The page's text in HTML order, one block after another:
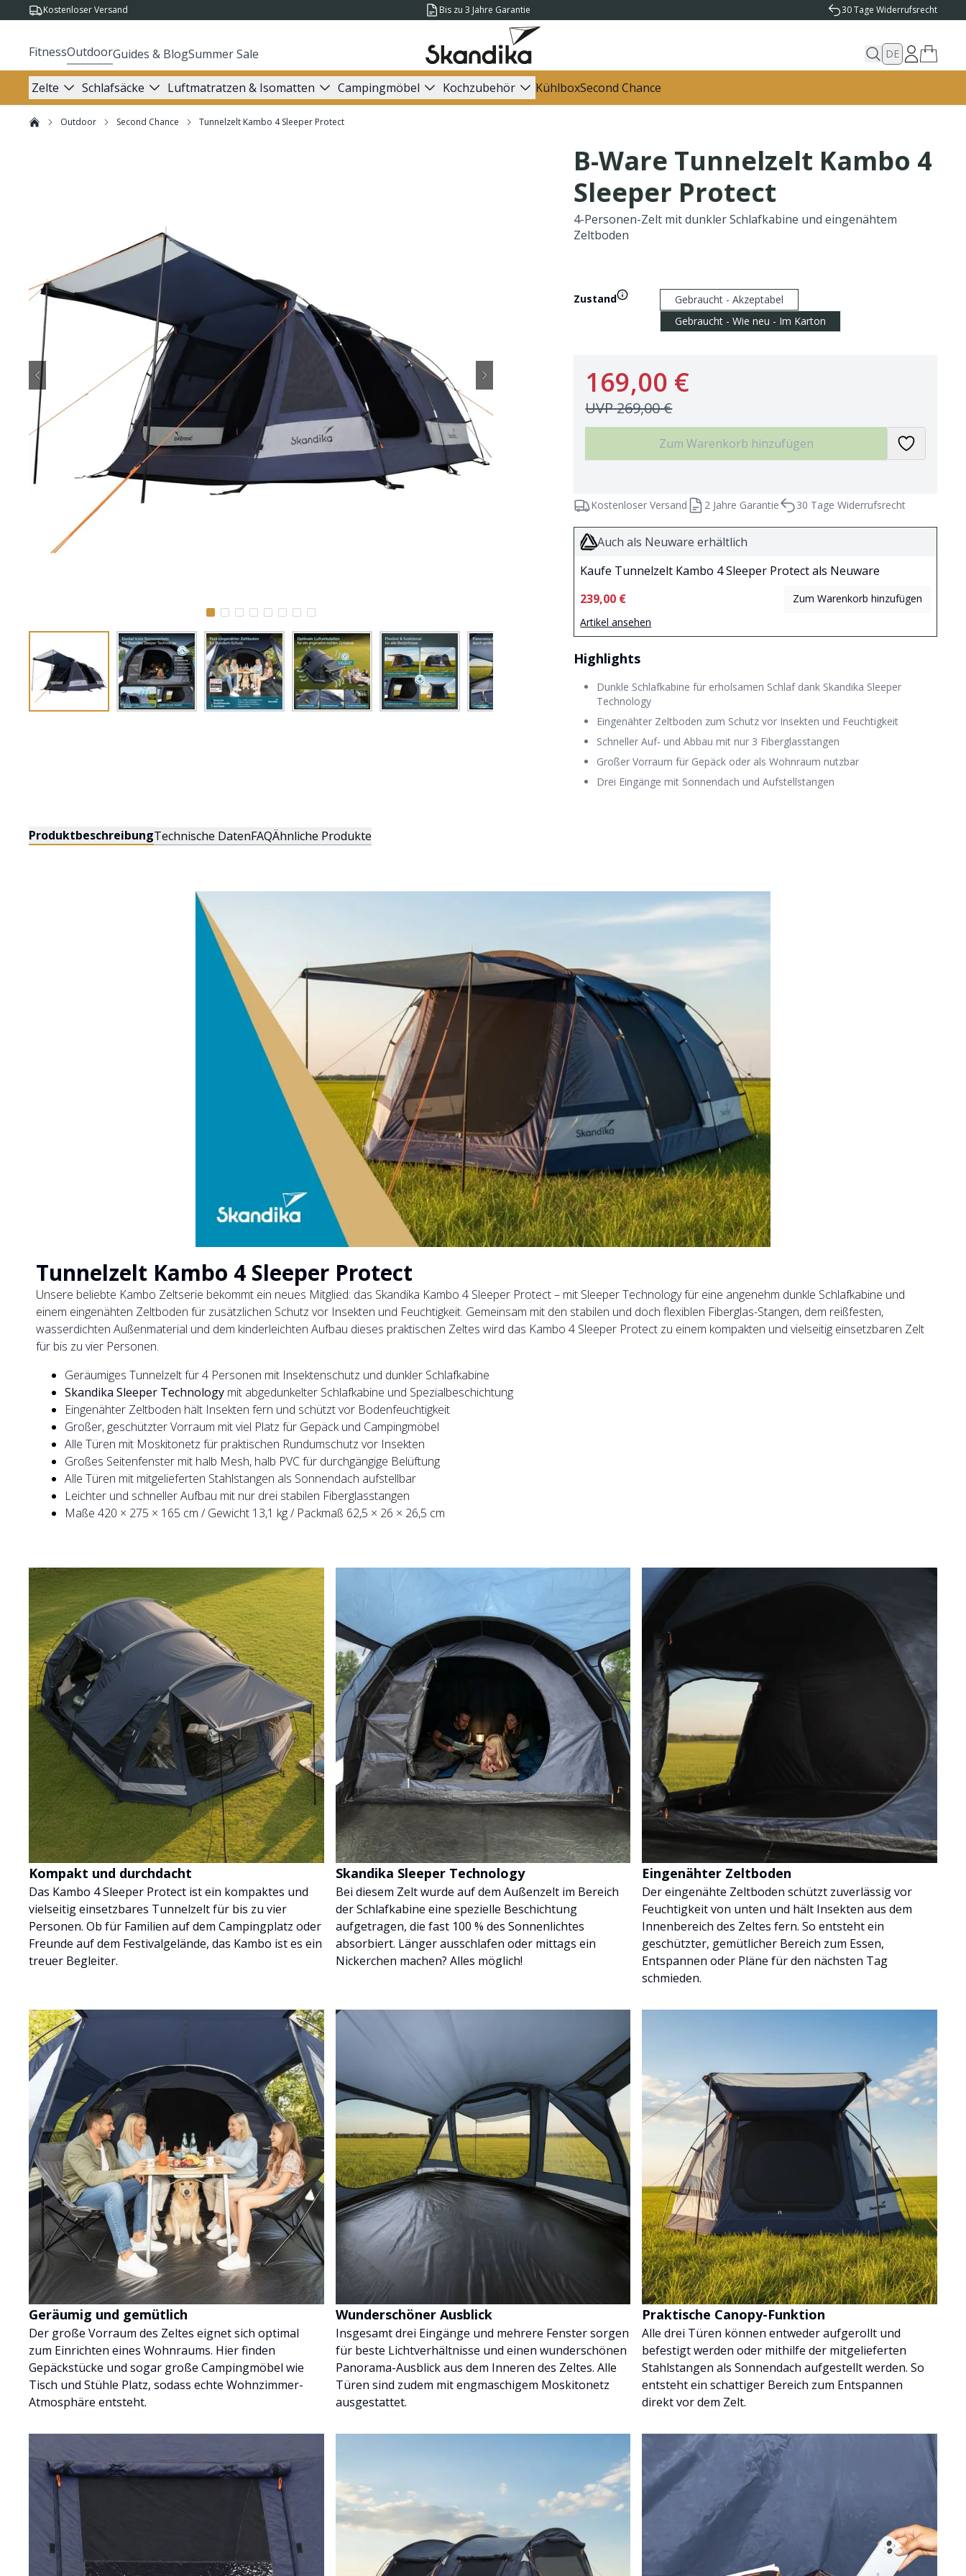
Kostenloser Versand Bis zu 3 Jahre Garantie 30 Tage Widerrufsrecht
FitnessOutdoorGuides & BlogSummer Sale DE
Zelte Schlafsäcke Luftmatratzen & Isomatten Campingmöbel Kochzubehör KühlboxSecond Chance
Outdoor Second Chance Tunnelzelt Kambo 4 Sleeper Protect
B-Ware Tunnelzelt Kambo 4
Sleeper Protect
4-Personen-Zelt mit dunkler Schlafkabine und eingenähtem
Zeltboden
Zustand
Gebraucht - Akzeptabel
Gebraucht - Wie neu - Im Karton
169,00 €
UVP269,00 €
Zum Warenkorb hinzufügen
Kostenloser Versand 2 Jahre Garantie 30 Tage Widerrufsrecht
Auch als Neuware erhältlich
Kaufe Tunnelzelt Kambo 4 Sleeper Protect als Neuware
239,00 €
Zum Warenkorb hinzufügen
Artikel ansehen
Highlights
Dunkle Schlafkabine für erholsamen Schlaf dank Skandika Sleeper
Technology
Eingenähter Zeltboden zum Schutz vor Insekten und Feuchtigkeit
Schneller Auf- und Abbau mit nur 3 Fiberglasstangen
Großer Vorraum für Gepäck oder als Wohnraum nutzbar
Drei Eingänge mit Sonnendach und Aufstellstangen
ProduktbeschreibungTechnische DatenFAQÄhnliche Produkte
Tunnelzelt Kambo 4 Sleeper Protect
Unsere beliebte Kambo Zeltserie bekommt ein neues Mitglied: das Skandika Kambo 4 Sleeper Protect – mit Sleeper Technology für eine angenehm dunkle Schlafkabine und
einem eingenähten Zeltboden für zusätzlichen Schutz vor Insekten und Feuchtigkeit. Gemeinsam mit den stabilen und doch flexiblen Fiberglas-Stangen, dem reißfesten,
wasserdichten Außenmaterial und dem kinderleichten Aufbau dieses praktischen Zeltes wird das Kambo 4 Sleeper Protect zu einem kompakten und vielseitig einsetzbaren Zelt
für bis zu vier Personen.
Geräumiges Tunnelzelt für 4 Personen mit Insektenschutz und dunkler Schlafkabine
Skandika Sleeper Technology mit abgedunkelter Schlafkabine und Spezialbeschichtung
Eingenähter Zeltboden hält Insekten fern und schützt vor Bodenfeuchtigkeit
Großer, geschützter Vorraum mit viel Platz für Gepäck und Campingmöbel
Alle Türen mit Moskitonetz für praktischen Rundumschutz vor Insekten
Großes Seitenfenster mit halb Mesh, halb PVC für durchgängige Belüftung
Alle Türen mit mitgelieferten Stahlstangen als Sonnendach aufstellbar
Leichter und schneller Aufbau mit nur drei stabilen Fiberglasstangen
Maße 420 × 275 × 165 cm / Gewicht 13,1 kg / Packmaß 62,5 × 26 × 26,5 cm
Kompakt und durchdacht
Das Kambo 4 Sleeper Protect ist ein kompaktes und
vielseitig einsetzbares Tunnelzelt für bis zu vier
Personen. Ob für Familien auf dem Campingplatz oder
Freunde auf dem Festivalgelände, das Kambo ist es ein
treuer Begleiter.
Skandika Sleeper Technology
Bei diesem Zelt wurde auf dem Außenzelt im Bereich
der Schlafkabine eine spezielle Beschichtung
aufgetragen, die fast 100 % des Sonnenlichtes
absorbiert. Länger ausschlafen oder mittags ein
Nickerchen machen? Alles möglich!
Eingenähter Zeltboden
Der eingenähte Zeltboden schützt zuverlässig vor
Feuchtigkeit von unten und hält Insekten aus dem
Innenbereich des Zeltes fern. So entsteht ein
geschützter, gemütlicher Bereich zum Essen,
Entspannen oder Pläne für den nächsten Tag
schmieden.
Geräumig und gemütlich
Der große Vorraum des Zeltes eignet sich optimal
zum Einrichten eines Wohnraums. Hier finden
Gepäckstücke und sogar große Campingmöbel wie
Tisch und Stühle Platz, sodass echte Wohnzimmer-
Atmosphäre entsteht.
Wunderschöner Ausblick
Insgesamt drei Eingänge und mehrere Fenster sorgen
für beste Lichtverhältnisse und einen wunderschönen
Panorama-Ausblick aus dem Inneren des Zeltes. Alle
Türen sind zudem mit engmaschigem Moskitonetz
ausgestattet.
Praktische Canopy-Funktion
Alle drei Türen können entweder aufgerollt und
befestigt werden oder mithilfe der mitgelieferten
Stahlstangen als Sonnendach aufgestellt werden. So
entsteht ein schattiger Bereich zum Entspannen
direkt vor dem Zelt.